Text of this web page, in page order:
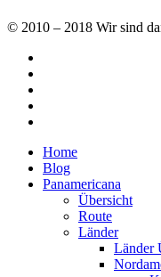
© 2010 – 2018 Wir sind
Home
Blog
Panamericana
Übersicht
Route
Länder
Länder